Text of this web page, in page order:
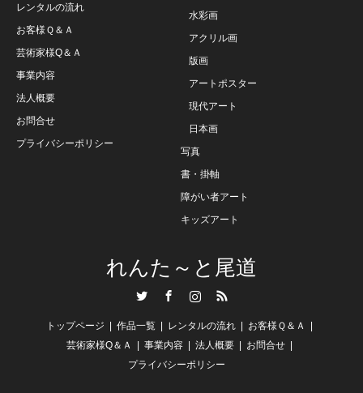
レンタルの流れ
お客様Ｑ＆Ａ
芸術家様Q＆Ａ
事業内容
法人概要
お問合せ
プライバシーポリシー
水彩画
アクリル画
版画
アートポスター
現代アート
日本画
写真
書・掛軸
障がい者アート
キッズアート
れんた～と尾道
RSS
トップページ 作品一覧 レンタルの流れ
お客様Ｑ＆Ａ
芸術家様Q＆Ａ
事業内容 法人概要
お問合せ
プライバシーポリシー